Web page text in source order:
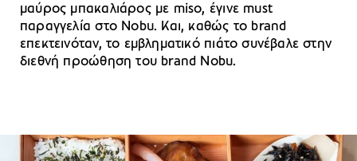
μαύρος μπακαλιάρος με miso, έγινε must
παραγγελία στο Nobu. Και, καθώς το brand
επεκτεινόταν, το εμβληματικό πιάτο συνέβαλε στην
διεθνή προώθηση του brand Nobu.